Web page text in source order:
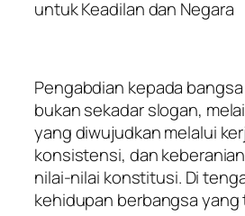
untuk Keadilan dan Negara
Pengabdian kepada
bukan sekadar slogan,
yang diwujudkan melalui
konsistensi, dan
nilai-nilai konstitusi. Di
kehidupan berbangsa yang